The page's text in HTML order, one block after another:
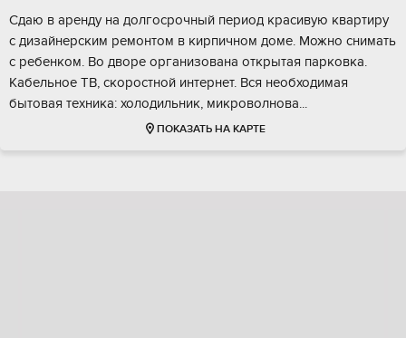
Сдаю в аренду на долгосрочный период красивую квартиру
с дизайнерским ремонтом в кирпичном доме. Можно снимать
с ребенком. Во дворе организована открытая парковка.
Кабельное ТВ, скоростной интернет. Вся необходимая
бытовая техника: холодильник, микроволнова...
ПОКАЗАТЬ НА КАРТЕ